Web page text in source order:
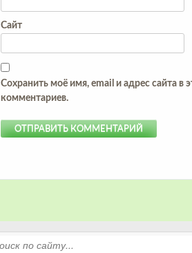
Сайт
Сохранить моё имя, email и адрес сайта
комментариев.